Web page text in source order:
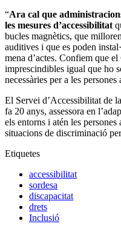
“Ara cal que
les mesures d’accessibilitat
bucles magnètics, que
auditives i que es poden
mena d’actes. Confiem que
imprescindibles igual que ho
necessàries per a les
El Servei d’Accessibilitat de
fa 20 anys, assessora en
els entorns i atén les
situacions de discriminació
Etiquetes
accessibilitat
sordesa
discapacitat
drets
Inclusió